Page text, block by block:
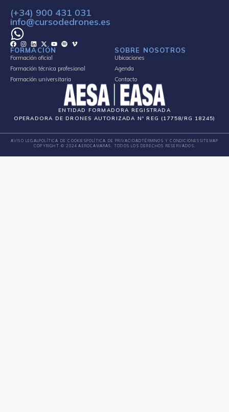
(+34) 900 431 031
info@cursodedrones.es
FORMACIÓN
Formación oficial
Formación técnica profesional
Formación universitaria
SOBRE NOSOTROS
Ubicaciones
Agenda
Contacto
ENTIDAD FORMADORA REGISTRADA
OPERADORA DE DRONES AUTORIZADA Nº REG (17758/RG 18245)
COPYRIGHT © 2024 AEROCAMARAS. TODOS LOS DERECHOS RESERVADOS.
AVISO LEGALPOLÍTICA DE COOKIESPOLÍTICA DE PRIVACIDADTÉRMINOS Y CONDICIONES SITEMAP